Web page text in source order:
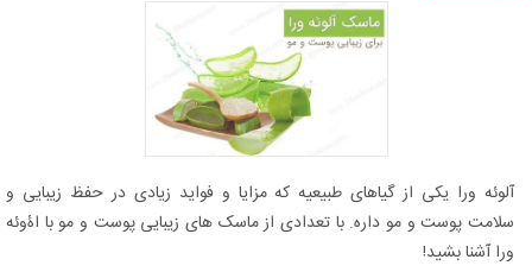
آلوئه ورا یکی از گیاهای طبیعیه که مزایا و فواید زیادی در حفظ زیبایی و
سلامت پوست و مو داره. با تعدادی از ماسک های زیبایی پوست و مو با اۀوئه
ورا آشنا بشید!